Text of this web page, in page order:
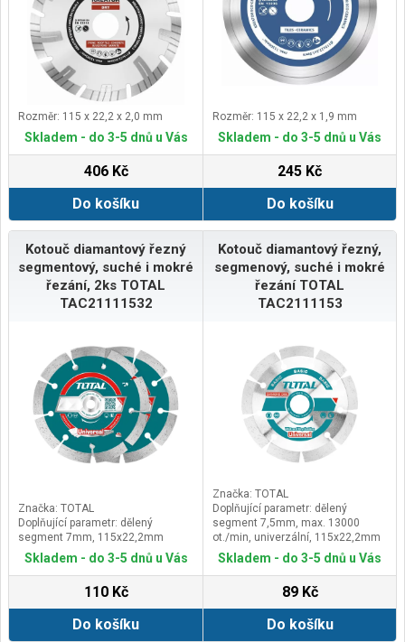
Rozměr: 115 x 22,2 x 2,0 mm
Skladem - do 3-5 dnů u Vás
406 Kč
Do košíku
Rozměr: 115 x 22,2 x 1,9 mm
Skladem - do 3-5 dnů u Vás
245 Kč
Do košíku
Kotouč diamantový řezný
segmentový, suché i mokré
řezání, 2ks TOTAL
TAC21111532
Značka: TOTAL
Doplňující parametr: dělený
segment 7mm, 115x22,2mm
Skladem - do 3-5 dnů u Vás
110 Kč
Do košíku
Kotouč diamantový řezný,
segmenový, suché i mokré
řezání TOTAL
TAC2111153
Značka: TOTAL
Doplňující parametr: dělený
segment 7,5mm, max. 13000
ot./min, univerzální, 115x22,2mm
Skladem - do 3-5 dnů u Vás
89 Kč
Do košíku